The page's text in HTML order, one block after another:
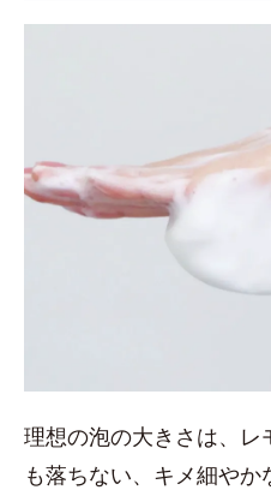
理想の泡の大きさは、レ
も落ちない、キメ細やか